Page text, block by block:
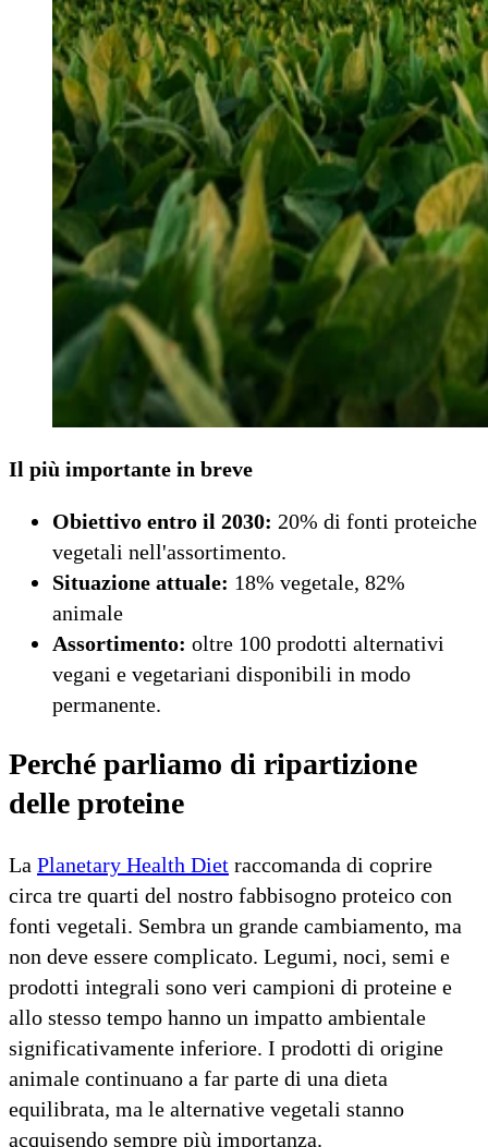
Il più importante in breve
Obiettivo entro il 2030: 20% di fonti proteiche
vegetali nell'assortimento.
Situazione attuale: 18% vegetale, 82%
animale
Assortimento: oltre 100 prodotti alternativi
vegani e vegetariani disponibili in modo
permanente.
Perché parliamo di ripartizione
delle proteine
La Planetary Health Diet raccomanda di coprire
circa tre quarti del nostro fabbisogno proteico con
fonti vegetali. Sembra un grande cambiamento, ma
non deve essere complicato. Legumi, noci, semi e
prodotti integrali sono veri campioni di proteine e
allo stesso tempo hanno un impatto ambientale
significativamente inferiore. I prodotti di origine
animale continuano a far parte di una dieta
equilibrata, ma le alternative vegetali stanno
acquisendo sempre più importanza.